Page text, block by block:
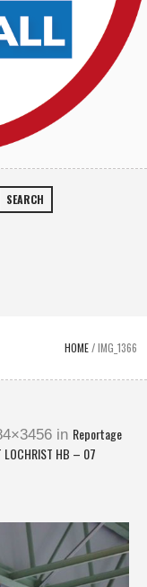
SEARCH
HOME/IMG_1366
in Reportage
LOCHRIST HB – 07